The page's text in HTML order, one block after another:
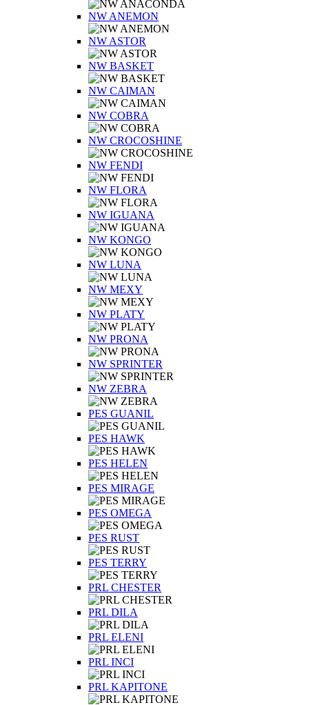
NW ANEMON
NW ASTOR
NW BASKET
NW CAIMAN
NW COBRA
NW CROCOSHINE
NW FENDI
NW FLORA
NW IGUANA
NW KONGO
NW LUNA
NW MEXY
NW PLATY
NW PRONA
NW SPRINTER
NW ZEBRA
PES GUANIL
PES HAWK
PES HELEN
PES MIRAGE
PES OMEGA
PES RUST
PES TERRY
PRL CHESTER
PRL DILA
PRL ELENI
PRL INCI
PRL KAPITONE